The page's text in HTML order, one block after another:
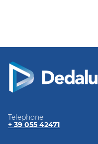
Telephone
+ 39 055 42471